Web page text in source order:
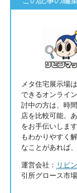
メタ住宅展示場
できるオンライ
討中の方は、時
店を比較可能。
をお手伝いしま
もわかりやすく
なことがあれば
運営会社： リビ
引所グロース市場